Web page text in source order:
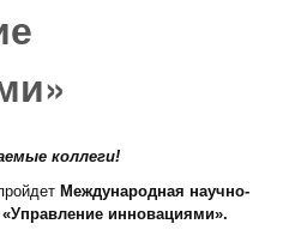
коллеги!
Международная научно-
инновациями».